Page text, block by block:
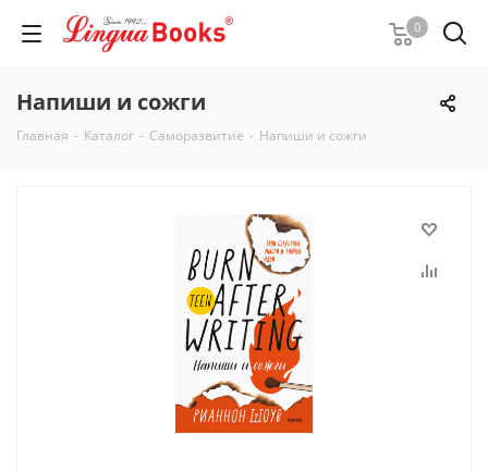
0
Напиши и сожги
Главная - Каталог - Саморазвитие - Напиши и сожги